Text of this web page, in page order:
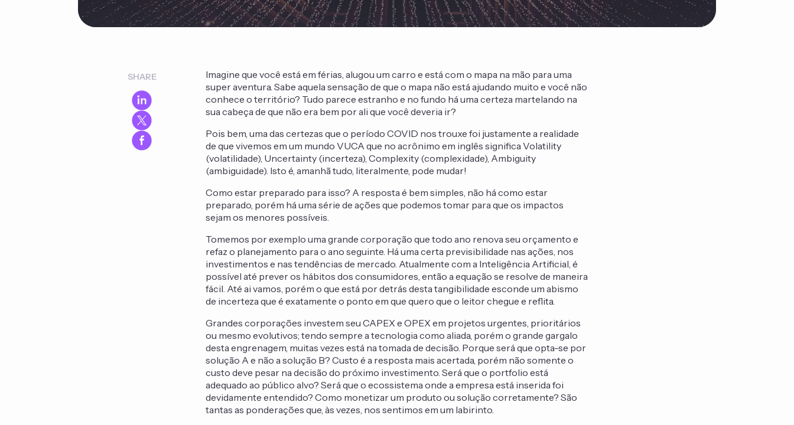
SHARE
Imagine que você está em férias, alugou um carro e está com o mapa na mão para uma
super aventura. Sabe aquela sensação de que o mapa não está ajudando muito e você não
conhece o território? Tudo parece estranho e no fundo há uma certeza martelando na
sua cabeça de que não era bem por ali que você deveria ir?
Pois bem, uma das certezas que o período COVID nos trouxe foi justamente a realidade
de que vivemos em um mundo VUCA que no acrônimo em inglês significa Volatility
(volatilidade), Uncertainty (incerteza), Complexity (complexidade), Ambiguity
(ambiguidade). Isto é, amanhã tudo, literalmente, pode mudar!
Como estar preparado para isso? A resposta é bem simples, não há como estar
preparado, porém há uma série de ações que podemos tomar para que os impactos
sejam os menores possíveis.
Tomemos por exemplo uma grande corporação que todo ano renova seu orçamento e
refaz o planejamento para o ano seguinte. Há uma certa previsibilidade nas ações, nos
investimentos e nas tendências de mercado. Atualmente com a Inteligência Artificial, é
possível até prever os hábitos dos consumidores, então a equação se resolve de maneira
fácil. Até ai vamos, porém o que está por detrás desta tangibilidade esconde um abismo
de incerteza que é exatamente o ponto em que quero que o leitor chegue e reflita.
Grandes corporações investem seu CAPEX e OPEX em projetos urgentes, prioritários
ou mesmo evolutivos; tendo sempre a tecnologia como aliada, porém o grande gargalo
desta engrenagem, muitas vezes está na tomada de decisão. Porque será que opta-se por
solução A e não a solução B? Custo é a resposta mais acertada, porém não somente o
custo deve pesar na decisão do próximo investimento. Será que o portfolio está
adequado ao público alvo? Será que o ecossistema onde a empresa está inserida foi
devidamente entendido? Como monetizar um produto ou solução corretamente? São
tantas as ponderações que, às vezes, nos sentimos em um labirinto.